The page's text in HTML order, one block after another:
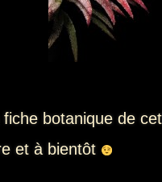
fiche botanique de
et à bientôt